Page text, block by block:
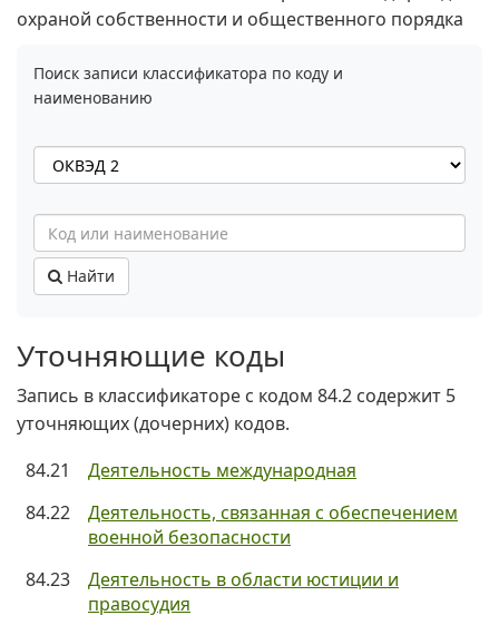
охраной собственности и общественного порядка
Поиск записи классификатора по коду и
наименованию
Найти
Уточняющие коды
Запись в классификаторе с кодом 84.2 содержит 5
уточняющих (дочерних) кодов.
84.21
Деятельность международная
84.22
Деятельность, связанная с обеспечением
военной безопасности
84.23
Деятельность в области юстиции и
правосудия